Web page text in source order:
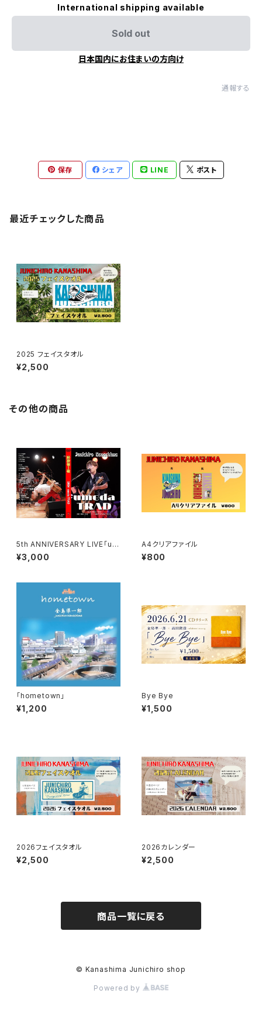
International shipping available
Sold out
日本国内にお住まいの方向け
通報する
保存 シェア LINE ポスト
最近チェックした商品
2025 フェイスタオル
¥2,500
その他の商品
5th ANNIVERSARY LIVE「um
eda TRAD 」DVD
¥3,000
A4クリアファイル
¥800
「hometown」
¥1,200
Bye Bye
¥1,500
2026フェイスタオル
¥2,500
2026カレンダー
¥2,500
商品一覧に戻る
© Kanashima Junichiro shop
Powered by